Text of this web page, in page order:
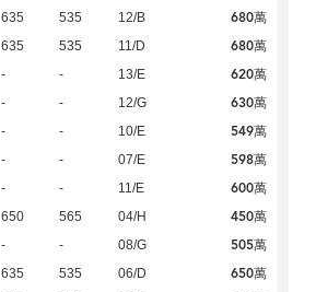
635 535 12/B 680萬
635 535 11/D 680萬
- - 13/E 620萬
- - 12/G 630萬
- - 10/E 549萬
- - 07/E 598萬
- - 11/E 600萬
650 565 04/H 450萬
- - 08/G 505萬
635 535 06/D 650萬